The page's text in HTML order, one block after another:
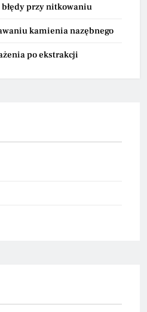
błędy przy nitkowaniu
kamienia nazębnego
po ekstrakcji